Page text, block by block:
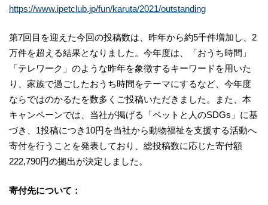
https://www.ipetclub.jp/fun/karuta/2021/outstanding
第7回目を迎えた今回の投稿数は、昨年から約5千件増加し、2
万件を超える結果となりました。今年度は、「おうち時間」
「テレワーク」のような昨年を象徴するキーワードを用いた
り、家族で過ごしたおうち時間をテーマにするなど、今年度
ならではのかるたを数多くご投稿いただきました。⁠また、本
キャンペーンでは、当社が掲げる「ペットと人のSDGs」に基
づき、1投稿につき10円を当社から動物福祉を支援する活動へ
寄付を行うことを発表しており、総投稿数に応じた寄付額
222,790円の拠出が決定しました。
寄付先について：